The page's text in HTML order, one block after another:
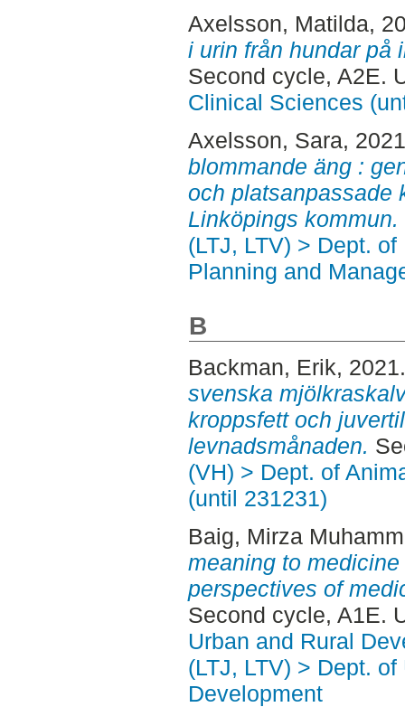
Axelsson, Matilda,
i urin från hundar på
Second cycle, A2E.
Clinical Sciences
Axelsson, Sara,
blommande äng :
och platsanpassade
Linköpings kommun.
(LTJ, LTV) > Dept.
Planning and
B
Backman, Erik,
svenska
kroppsfett och
levnadsmånaden.
(VH) > Dept. of
(until 231231)
Baig, Mirza
meaning to
perspectives of
Second cycle, A1E.
Urban and Rural
(LTJ, LTV) > Dept.
Development